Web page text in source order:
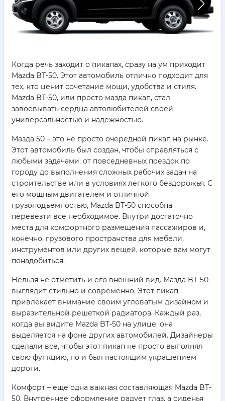
Когда речь заходит о пикапах, сразу на ум приходит
Mazda BT-50. Этот автомобиль отлично подходит для
тех, кто ценит сочетание мощи, удобства и стиля.
Mazda BT-50, или просто мазда пикап, стал
завоевывать сердца автолюбителей своей
универсальностью и надежностью.
Мазда 50 – это не просто очередной пикап на рынке.
Этот автомобиль был создан, чтобы справляться с
любыми задачами: от повседневных поездок по
городу до выполнения сложных рабочих задач на
строительстве или в условиях легкого бездорожья. С
его мощным двигателем и отличной
грузоподъемностью, Mazda BT-50 способна
перевезти все необходимое. Внутри достаточно
места для комфортного размещения пассажиров и,
конечно, грузового пространства для мебели,
инструментов или других вещей, которые вам могут
понадобиться.
Нельзя не отметить и его внешний вид. Мазда BT-50
выглядит стильно и современно. Этот пикап
привлекает внимание своим угловатым дизайном и
выразительной решеткой радиатора. Каждый раз,
когда вы видите Mazda BT-50 на улице, она
выделяется на фоне других автомобилей. Дизайнеры
сделали все, чтобы этот пикап не просто выполнял
свою функцию, но и был настоящим украшением
дороги.
Комфорт – еще одна важная составляющая Mazda BT-
50. Внутреннее оформление радует глаз, а сиденья